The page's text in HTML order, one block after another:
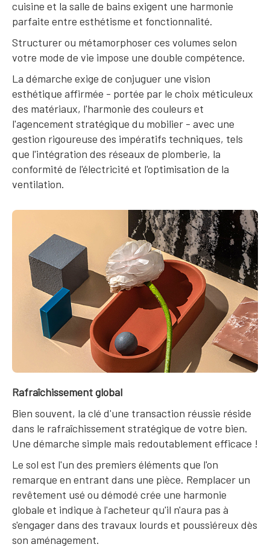
cuisine et la salle de bains exigent une harmonie
parfaite entre esthétisme et fonctionnalité.
Structurer ou métamorphoser ces volumes selon
votre mode de vie impose une double compétence.
La démarche exige de conjuguer une vision
esthétique affirmée - portée par le choix méticuleux
des matériaux, l'harmonie des couleurs et
l'agencement stratégique du mobilier - avec une
gestion rigoureuse des impératifs techniques, tels
que l'intégration des réseaux de plomberie, la
conformité de l'électricité et l'optimisation de la
ventilation.
Rafraîchissement global
Bien souvent, la clé d'une transaction réussie réside
dans le rafraîchissement stratégique de votre bien.
Une démarche simple mais redoutablement efficace !
Le sol est l'un des premiers éléments que l'on
remarque en entrant dans une pièce. Remplacer un
revêtement usé ou démodé crée une harmonie
globale et indique à l'acheteur qu'il n'aura pas à
s'engager dans des travaux lourds et poussiéreux dès
son aménagement.